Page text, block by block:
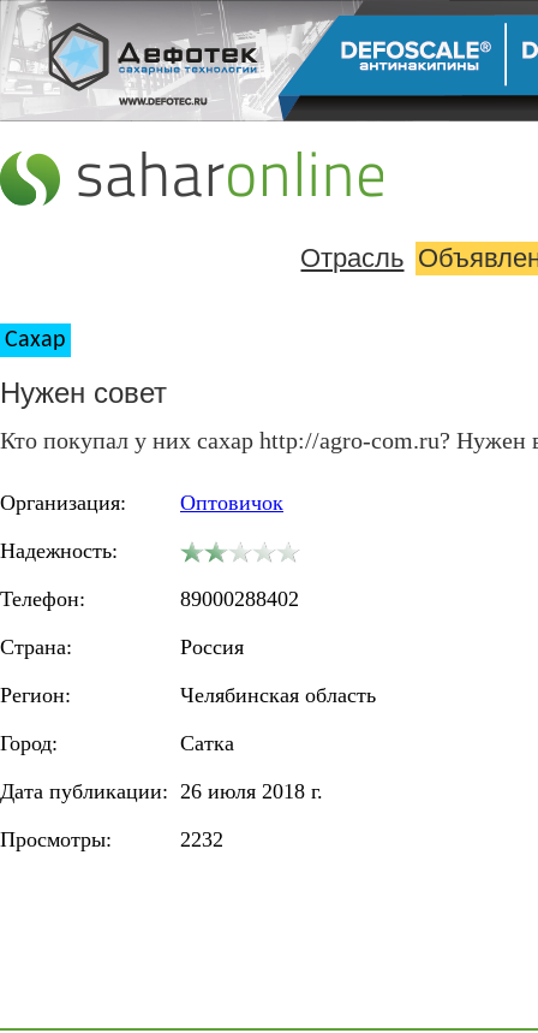
Отрасль
Сахар
Нужен совет
Кто покупал у них сахар http://agro-com.ru? Нужен
Организация:
Оптовичок
Надежность:
Телефон:
89000288402
Страна:
Россия
Регион:
Челябинская область
Город:
Сатка
Дата публикации: 26 июля 2018 г.
Просмотры:
2232